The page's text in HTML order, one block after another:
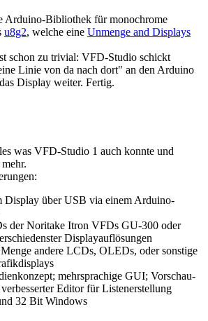
Arduino-Bibliothek für monochrome
u8g2, welche eine Unmenge and Displays
schon zu trivial: VFD-Studio schickt
Linie von da nach dort" an den Arduino
Display weiter. Fertig.
was VFD-Studio 1 auch konnte und
Display über USB via einem Arduino-
der Noritake Itron VFDs GU-300 oder
Displayauflösungen
andere LCDs, OLEDs, oder sonstige
mehrsprachige GUI; Vorschau-
Editor für Listenerstellung
32 Bit Windows